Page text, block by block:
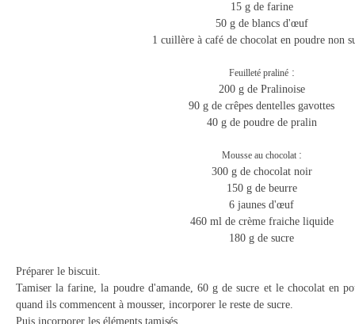
15 g de farine
50 g de blancs d'œuf
1 cuillère à café de chocolat en poudre non
Feuilleté praliné:
200 g de Pralinoise
90 g de crêpes dentelles gavottes
40 g de poudre de pralin
Mousse au chocolat :
300 g de chocolat noir
150 g de beurre
6 jaunes d'œuf
460 ml de crème fraiche liquide
180 g de sucre
Préparer le biscuit.
Tamiser la farine, la poudre d'amande, 60 g de sucre et le chocolat en
quand ils commencent à mousser, incorporer le reste de sucre.
Puis incorporer les éléments tamisés.